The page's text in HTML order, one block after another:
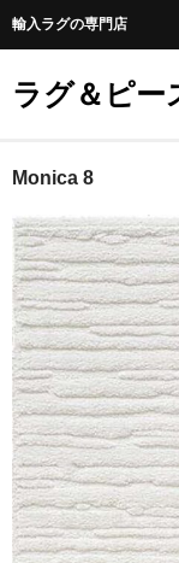
輸入ラグの専門店
ラグ＆ピー
ホーム
全商品
商品カテゴリー
ご利用案内
ABOUT US
Monica 8